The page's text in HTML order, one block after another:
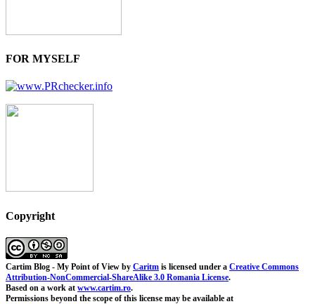
FOR MYSELF
Copyright
Cartim Blog - My Point of View by Caritm is licensed under a Creative Commons
Attribution-NonCommercial-ShareAlike 3.0 Romania License.
Based on a work at www.cartim.ro.
Permissions beyond the scope of this license may be available at